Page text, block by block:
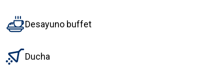
Desayuno buffet
Ducha